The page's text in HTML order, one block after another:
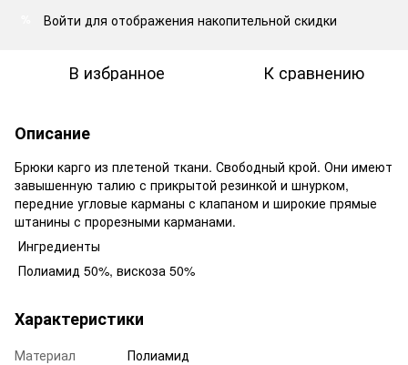
Войти для отображения накопительной скидки
В избранное К сравнению
Описание
Брюки карго из плетеной ткани. Свободный крой. Они имеют
завышенную талию с прикрытой резинкой и шнурком,
передние угловые карманы с клапаном и широкие прямые
штанины с прорезными карманами.
Ингредиенты
Полиамид 50%, вискоза 50%
Характеристики
Материал
Полиамид